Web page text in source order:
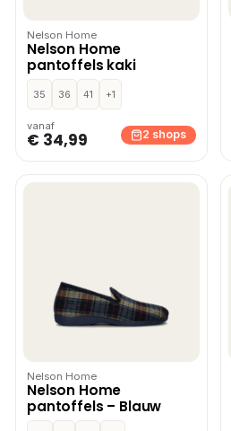
Nelson Home
Nelson Home
pantoffels kaki
35 36 41 +1
vanaf
€ 34,99 2 shops
Nelson Home
Nelson Home
pantoffels – Blauw